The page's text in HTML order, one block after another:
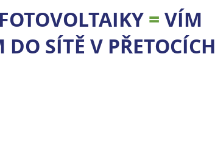
= VÍM
SÍTĚ V PŘETOCÍCH